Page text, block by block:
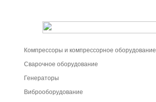
Компрессоры и компрессорное оборудование
Сварочное оборудование
Генераторы
Виброоборудование